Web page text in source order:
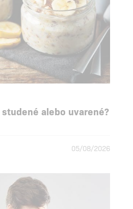
alebo uvarené?
05/08/2026